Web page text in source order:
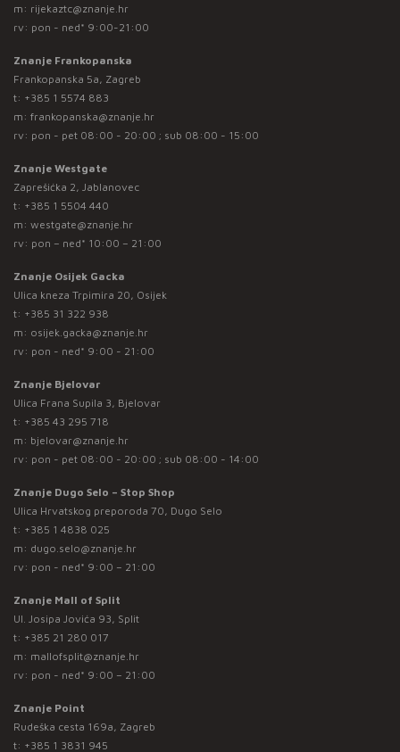
m: rijekaztc@znanje.hr
rv: pon - ned* 9:00-21:00
Znanje Frankopanska
Frankopanska 5a, Zagreb
t: +385 1 5574 883
m: frankopanska@znanje.hr
rv: pon - pet 08:00 - 20:00 ; sub 08:00 - 15:00
Znanje Westgate
Zaprešićka 2, Jablanovec
t: +385 1 5504 440
m: westgate@znanje.hr
rv: pon – ned* 10:00 – 21:00
Znanje Osijek Gacka
Ulica kneza Trpimira 20, Osijek
t: +385 31 322 938
m: osijek.gacka@znanje.hr
rv: pon - ned* 9:00 - 21:00
Znanje Bjelovar
Ulica Frana Supila 3, Bjelovar
t: +385 43 295 718
m: bjelovar@znanje.hr
rv: pon - pet 08:00 - 20:00 ; sub 08:00 - 14:00
Znanje Dugo Selo – Stop Shop
Ulica Hrvatskog preporoda 70, Dugo Selo
t: +385 1 4838 025
m: dugo.selo@znanje.hr
rv: pon - ned* 9:00 – 21:00
Znanje Mall of Split
Ul. Josipa Jovića 93, Split
t: +385 21 280 017
m: mallofsplit@znanje.hr
rv: pon - ned* 9:00 – 21:00
Znanje Point
Rudeška cesta 169a, Zagreb
t: +385 1 3831 945